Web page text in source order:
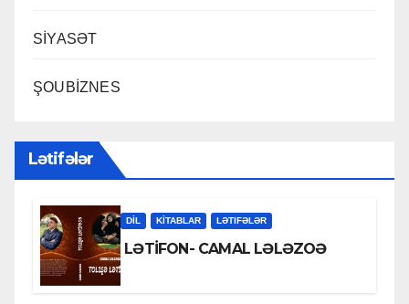
SİYASƏT
ŞOUBİZNES
Lətifələr
DİL KİTABLAR LƏTIFƏLƏR
LƏTİFON- CAMAL LƏLƏZOƏ